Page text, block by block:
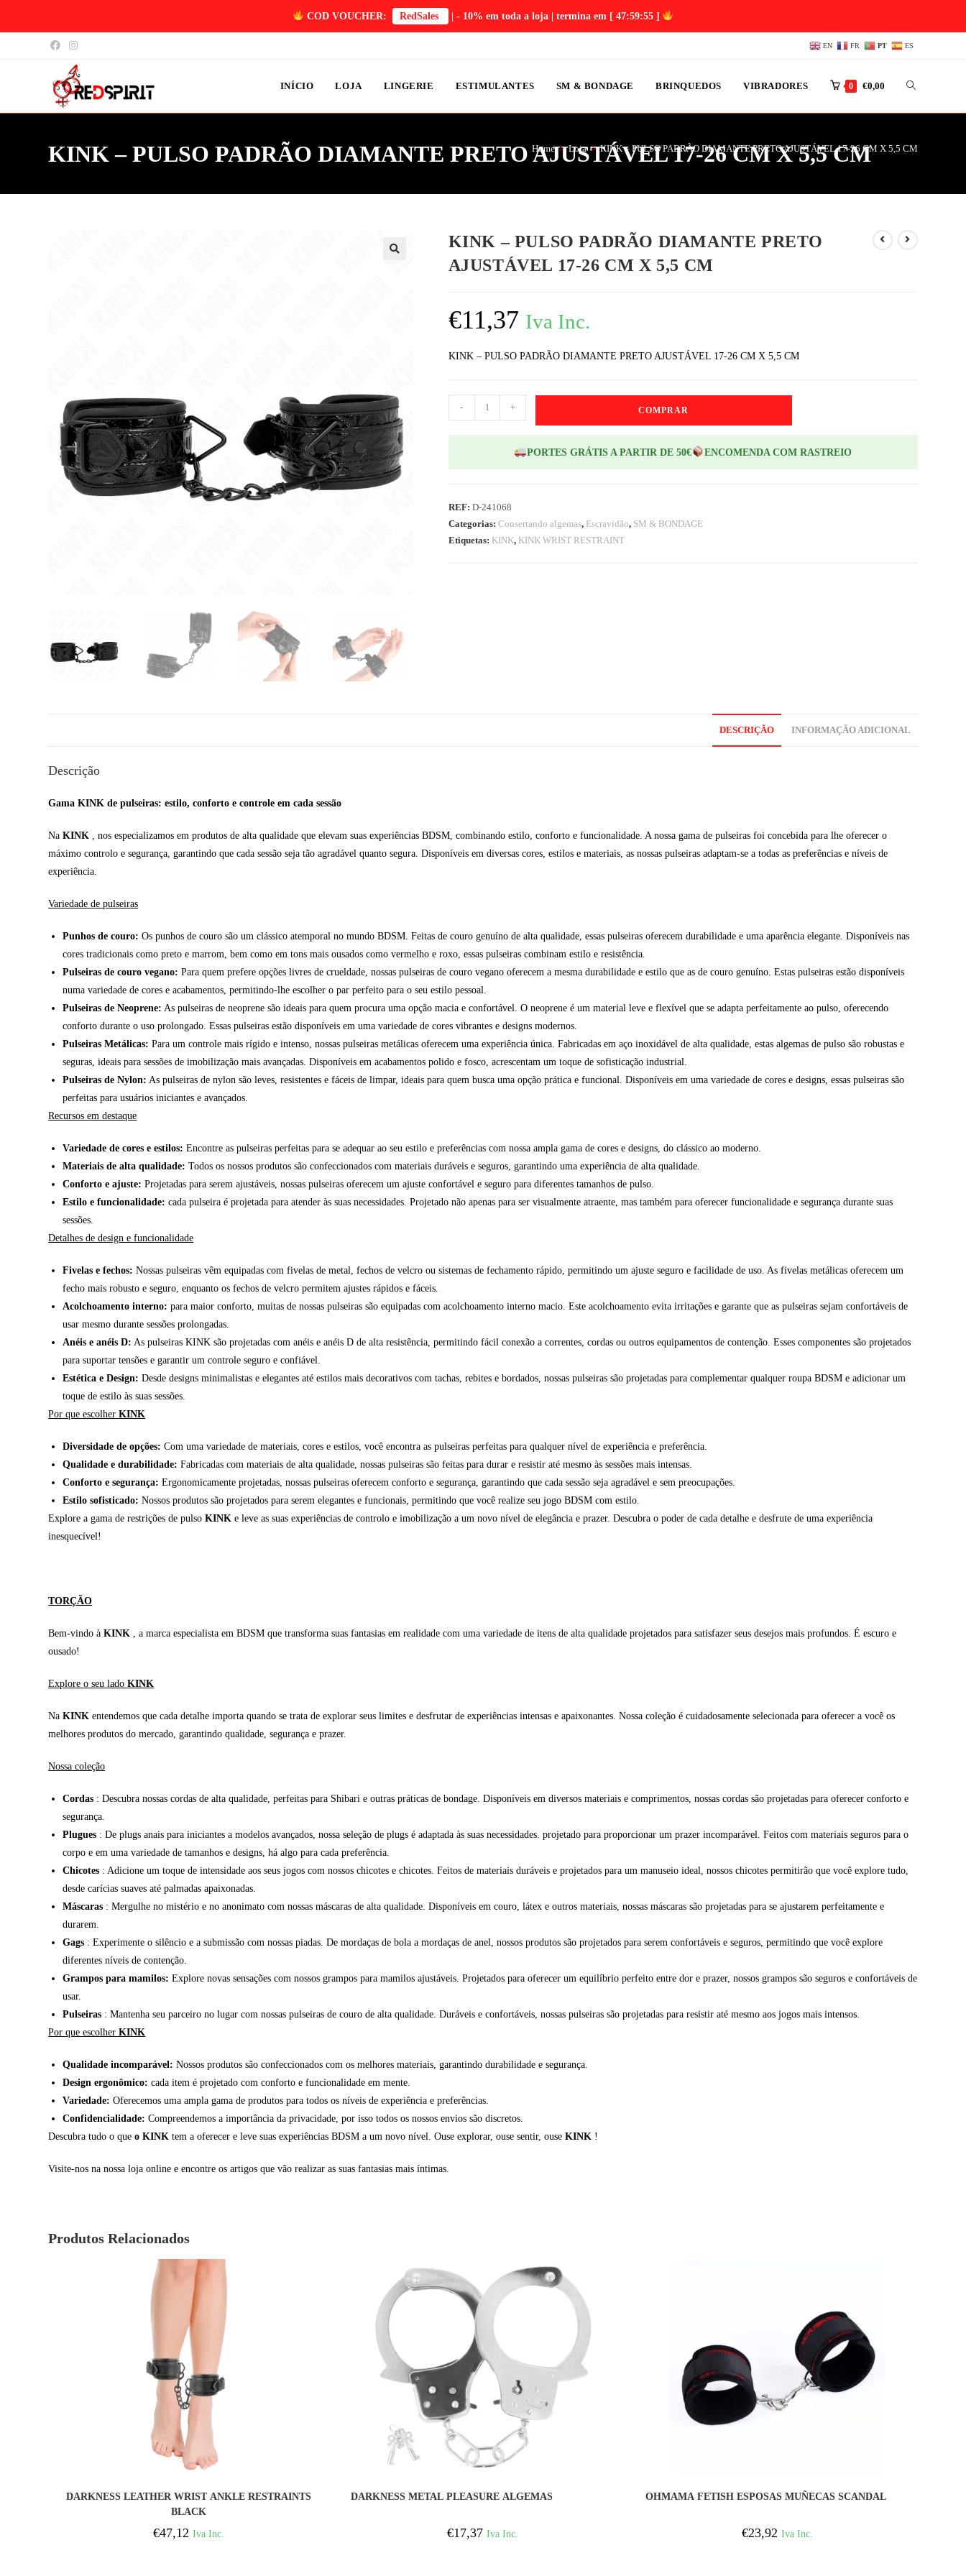
COD VOUCHER: RedSales | - 10% em toda a loja | termina em [ 47:59:54 ]
EN FR PT ES
INÍCIO LOJA LINGERIE ESTIMULANTES SM & BONDAGE BRINQUEDOS VIBRADORES 0 €0,00
KINK – PULSO PADRÃO DIAMANTE PRETO AJUSTÁVEL 17-26 CM X 5,5 CM
Home > Loja > KINK – PULSO PADRÃO DIAMANTE PRETO AJUSTÁVEL 17-26 CM X 5,5 CM
KINK – PULSO PADRÃO DIAMANTE PRETO
AJUSTÁVEL 17-26 CM X 5,5 CM
€11,37 Iva Inc.
KINK – PULSO PADRÃO DIAMANTE PRETO AJUSTÁVEL 17-26 CM X 5,5 CM
- + COMPRAR
PORTES GRÁTIS A PARTIR DE 50€ ENCOMENDA COM RASTREIO
REF: D-241068
Categorias: Consertando algemas, Escravidão, SM & BONDAGE
Etiquetas: KINK, KINK WRIST RESTRAINT
DESCRIÇÃO INFORMAÇÃO ADICIONAL
Descrição
Gama KINK de pulseiras: estilo, conforto e controle em cada sessão
NaKINK , nos especializamos em produtos de alta qualidade que elevam suas experiências BDSM, combinando estilo, conforto e funcionalidade. A nossa gama de pulseiras foi concebida para lhe oferecer o
máximo controlo e segurança, garantindo que cada sessão seja tão agradável quanto segura. Disponíveis em diversas cores, estilos e materiais, as nossas pulseiras adaptam-se a todas as preferências e níveis de
experiência.
Variedade de pulseiras
Punhos de couro: Os punhos de couro são um clássico atemporal no mundo BDSM. Feitas de couro genuíno de alta qualidade, essas pulseiras oferecem durabilidade e uma aparência elegante. Disponíveis nas
cores tradicionais como preto e marrom, bem como em tons mais ousados como vermelho e roxo, essas pulseiras combinam estilo e resistência.
Pulseiras de couro vegano: Para quem prefere opções livres de crueldade, nossas pulseiras de couro vegano oferecem a mesma durabilidade e estilo que as de couro genuíno. Estas pulseiras estão disponíveis
numa variedade de cores e acabamentos, permitindo-lhe escolher o par perfeito para o seu estilo pessoal.
Pulseiras de Neoprene: As pulseiras de neoprene são ideais para quem procura uma opção macia e confortável. O neoprene é um material leve e flexível que se adapta perfeitamente ao pulso, oferecendo
conforto durante o uso prolongado. Essas pulseiras estão disponíveis em uma variedade de cores vibrantes e designs modernos.
Pulseiras Metálicas: Para um controle mais rígido e intenso, nossas pulseiras metálicas oferecem uma experiência única. Fabricadas em aço inoxidável de alta qualidade, estas algemas de pulso são robustas e
seguras, ideais para sessões de imobilização mais avançadas. Disponíveis em acabamentos polido e fosco, acrescentam um toque de sofisticação industrial.
Pulseiras de Nylon: As pulseiras de nylon são leves, resistentes e fáceis de limpar, ideais para quem busca uma opção prática e funcional. Disponíveis em uma variedade de cores e designs, essas pulseiras são
perfeitas para usuários iniciantes e avançados.
Recursos em destaque
Variedade de cores e estilos: Encontre as pulseiras perfeitas para se adequar ao seu estilo e preferências com nossa ampla gama de cores e designs, do clássico ao moderno.
Materiais de alta qualidade: Todos os nossos produtos são confeccionados com materiais duráveis e seguros, garantindo uma experiência de alta qualidade.
Conforto e ajuste: Projetadas para serem ajustáveis, nossas pulseiras oferecem um ajuste confortável e seguro para diferentes tamanhos de pulso.
Estilo e funcionalidade: cada pulseira é projetada para atender às suas necessidades. Projetado não apenas para ser visualmente atraente, mas também para oferecer funcionalidade e segurança durante suas
sessões.
Detalhes de design e funcionalidade
Fivelas e fechos: Nossas pulseiras vêm equipadas com fivelas de metal, fechos de velcro ou sistemas de fechamento rápido, permitindo um ajuste seguro e facilidade de uso. As fivelas metálicas oferecem um
fecho mais robusto e seguro, enquanto os fechos de velcro permitem ajustes rápidos e fáceis.
Acolchoamento interno: para maior conforto, muitas de nossas pulseiras são equipadas com acolchoamento interno macio. Este acolchoamento evita irritações e garante que as pulseiras sejam confortáveis de
usar mesmo durante sessões prolongadas.
Anéis e anéis D: As pulseiras KINK são projetadas com anéis e anéis D de alta resistência, permitindo fácil conexão a correntes, cordas ou outros equipamentos de contenção. Esses componentes são projetados
para suportar tensões e garantir um controle seguro e confiável.
Estética e Design: Desde designs minimalistas e elegantes até estilos mais decorativos com tachas, rebites e bordados, nossas pulseiras são projetadas para complementar qualquer roupa BDSM e adicionar um
toque de estilo às suas sessões.
Por que escolherKINK
Diversidade de opções: Com uma variedade de materiais, cores e estilos, você encontra as pulseiras perfeitas para qualquer nível de experiência e preferência.
Qualidade e durabilidade: Fabricadas com materiais de alta qualidade, nossas pulseiras são feitas para durar e resistir até mesmo às sessões mais intensas.
Conforto e segurança: Ergonomicamente projetadas, nossas pulseiras oferecem conforto e segurança, garantindo que cada sessão seja agradável e sem preocupações.
Estilo sofisticado: Nossos produtos são projetados para serem elegantes e funcionais, permitindo que você realize seu jogo BDSM com estilo.
Explore a gama de restrições de pulsoKINK e leve as suas experiências de controlo e imobilização a um novo nível de elegância e prazer. Descubra o poder de cada detalhe e desfrute de uma experiência
inesquecível!
TORÇÃO
Bem-vindo àKINK , a marca especialista em BDSM que transforma suas fantasias em realidade com uma variedade de itens de alta qualidade projetados para satisfazer seus desejos mais profundos. É escuro e
ousado!
Explore o seu ladoKINK
NaKINK entendemos que cada detalhe importa quando se trata de explorar seus limites e desfrutar de experiências intensas e apaixonantes. Nossa coleção é cuidadosamente selecionada para oferecer a você os
melhores produtos do mercado, garantindo qualidade, segurança e prazer.
Nossa coleção
Cordas : Descubra nossas cordas de alta qualidade, perfeitas para Shibari e outras práticas de bondage. Disponíveis em diversos materiais e comprimentos, nossas cordas são projetadas para oferecer conforto e
segurança.
Plugues : De plugs anais para iniciantes a modelos avançados, nossa seleção de plugs é adaptada às suas necessidades. projetado para proporcionar um prazer incomparável. Feitos com materiais seguros para o
corpo e em uma variedade de tamanhos e designs, há algo para cada preferência.
Chicotes : Adicione um toque de intensidade aos seus jogos com nossos chicotes e chicotes. Feitos de materiais duráveis e projetados para um manuseio ideal, nossos chicotes permitirão que você explore tudo,
desde carícias suaves até palmadas apaixonadas.
Máscaras : Mergulhe no mistério e no anonimato com nossas máscaras de alta qualidade. Disponíveis em couro, látex e outros materiais, nossas máscaras são projetadas para se ajustarem perfeitamente e
durarem.
Gags : Experimente o silêncio e a submissão com nossas piadas. De mordaças de bola a mordaças de anel, nossos produtos são projetados para serem confortáveis e seguros, permitindo que você explore
diferentes níveis de contenção.
Grampos para mamilos: Explore novas sensações com nossos grampos para mamilos ajustáveis. Projetados para oferecer um equilíbrio perfeito entre dor e prazer, nossos grampos são seguros e confortáveis de
usar.
Pulseiras : Mantenha seu parceiro no lugar com nossas pulseiras de couro de alta qualidade. Duráveis e confortáveis, nossas pulseiras são projetadas para resistir até mesmo aos jogos mais intensos.
Por que escolherKINK
Qualidade incomparável: Nossos produtos são confeccionados com os melhores materiais, garantindo durabilidade e segurança.
Design ergonômico: cada item é projetado com conforto e funcionalidade em mente.
Variedade: Oferecemos uma ampla gama de produtos para todos os níveis de experiência e preferências.
Confidencialidade: Compreendemos a importância da privacidade, por isso todos os nossos envios são discretos.
Descubra tudo o queo KINK tem a oferecer e leve suas experiências BDSM a um novo nível. Ouse explorar, ouse sentir, ouseKINK !
Visite-nos na nossa loja online e encontre os artigos que vão realizar as suas fantasias mais íntimas.
Produtos Relacionados
DARKNESS LEATHER WRIST ANKLE RESTRAINTS
BLACK
€47,12 Iva Inc.
DARKNESS METAL PLEASURE ALGEMAS
€17,37 Iva Inc.
OHMAMA FETISH ESPOSAS MUÑECAS SCANDAL
€23,92 Iva Inc.